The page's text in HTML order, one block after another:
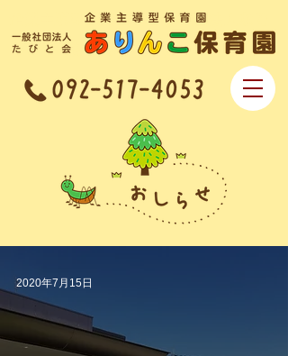
企業主導型保育園 一般社団法人なで
しこ会 ありんこ保育園
2020年7月15日